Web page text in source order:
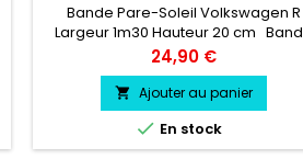
Bande Pare-Soleil Volkswagen R
Largeur 1m30 Hauteur 20 cm
Pare soleil couleur au choix
Logo Volkswagen R couleur au
Prix
24,90 €
 Ajouter au panier
 En stock